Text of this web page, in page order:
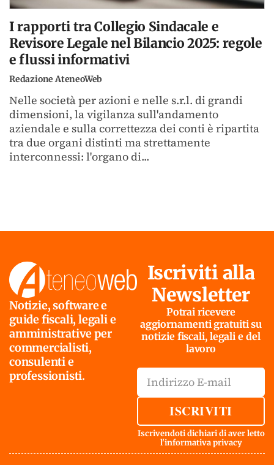
I rapporti tra Collegio Sindacale e
Revisore Legale nel Bilancio 2025: regole
e flussi informativi
Redazione AteneoWeb
Nelle società per azioni e nelle s.r.l. di grandi
dimensioni, la vigilanza sull'andamento
aziendale e sulla correttezza dei conti è ripartita
tra due organi distinti ma strettamente
interconnessi: l'organo di...
Notizie, software e
guide fiscali, legali e
amministrative per
commercialisti,
consulenti e
professionisti.
Iscriviti alla
Newsletter
Potrai ricevere
aggiornamenti gratuiti su
notizie fiscali, legali e del
lavoro
ISCRIVITI
Iscrivendoti dichiari di aver letto
l'informativa privacy